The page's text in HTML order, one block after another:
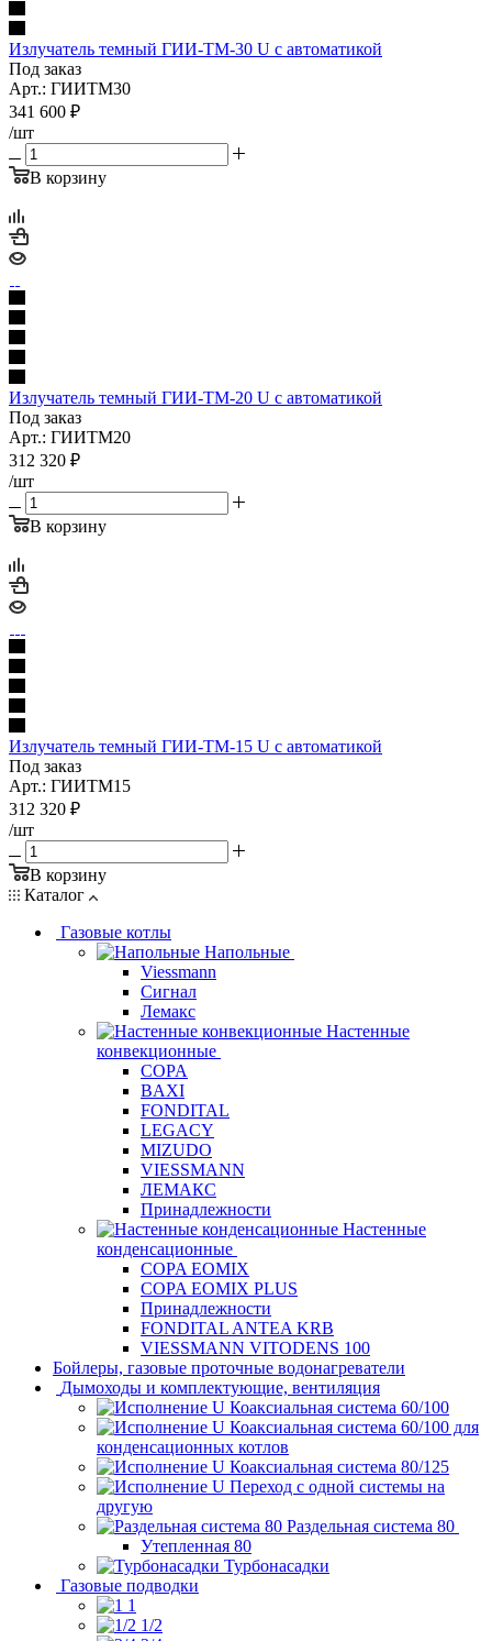
Излучатель темный ГИИ-ТМ-30 U с автоматикой
Под заказ
Арт.: ГИИТМ30
341 600 ₽
/шт
В корзину
Излучатель темный ГИИ-ТМ-20 U с автоматикой
Под заказ
Арт.: ГИИТМ20
312 320 ₽
/шт
В корзину
Излучатель темный ГИИ-ТМ-15 U с автоматикой
Под заказ
Арт.: ГИИТМ15
312 320 ₽
/шт
В корзину
Каталог
Газовые котлы
Напольные
Viessmann
Сигнал
Лемакс
Настенные
конвекционные
COPA
BAXI
FONDITAL
LEGACY
MIZUDO
VIESSMANN
ЛЕМАКС
Принадлежности
Настенные
конденсационные
COPA EOMIX
COPA EOMIX PLUS
Принадлежности
FONDITAL ANTEA KRB
VIESSMANN VITODENS 100
Бойлеры, газовые проточные водонагреватели
Дымоходы и комплектующие, вентиляция
Коаксиальная система 60/100
Коаксиальная система 60/100 для
конденсационных котлов
Коаксиальная система 80/125
Переход с одной системы на
другую
Раздельная система 80
Утепленная 80
Турбонасадки
Газовые подводки
1
1/2